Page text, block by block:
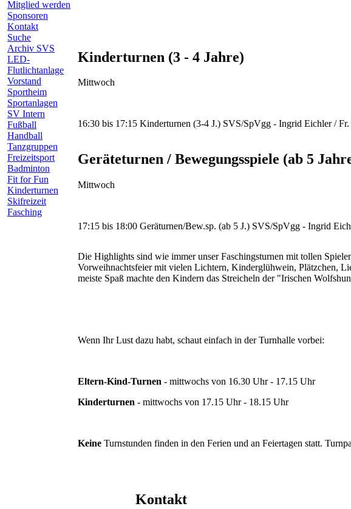
Mitglied werden
Sponsoren
Kontakt
Suche
Archiv SVS
LED-
Flutlichtanlage
Vorstand
Sportheim
Sportanlagen
SV Intern
Fußball
Handball
Tanzgruppen
Freizeitsport
Badminton
Fit for Fun
Kinderturnen
Skifreizeit
Fasching
Kinderturnen (3 - 4 Jahre)
Mittwoch
16:30 bis 17:15 Kinderturnen (3-4 J.) SVS/SpVgg - Ingrid Eichler / Fr.
Geräteturnen / Bewegungsspiele (ab 5
Mittwoch
17:15 bis 18:00 Geräturnen/Bew.sp. (ab 5 J.) SVS/SpVgg - Ingrid
Die Highlights sind wie immer unser Faschingsturnen mit tollen
Vorweihnachtsfeier mit vielen Lichtern, Kinderglühwein, Plätzchen,
meiste Spaß machte den Kindern das Streicheln der "Irischen
Wenn Ihr Lust dazu habt, schaut einfach in der Turnhalle vorbei:
Eltern-Kind-Turnen - mittwochs von 16.30 Uhr - 17.15 Uhr
Kinderturnen - mittwochs von 17.15 Uhr - 18.15 Uhr
Keine Turnstunden finden in den Ferien und an Feiertagen statt.
Kontakt